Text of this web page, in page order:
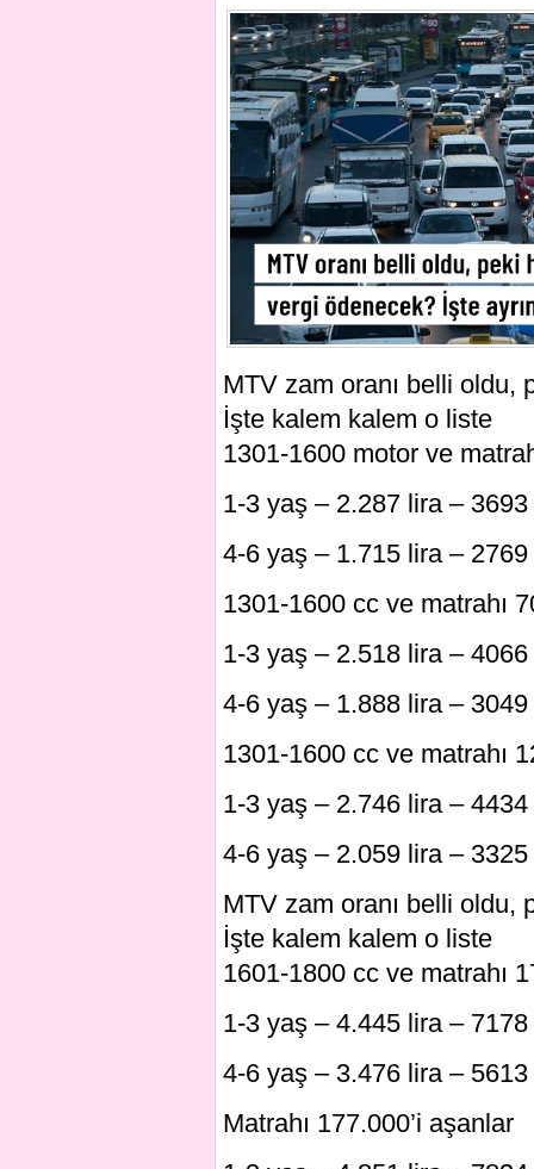
MTV zam oranı belli oldu,
İşte kalem kalem o liste
1301-1600 motor ve
1-3 yaş – 2.287 lira – 3693
4-6 yaş – 1.715 lira – 2769
1301-1600 cc ve matrahı
1-3 yaş – 2.518 lira – 4066
4-6 yaş – 1.888 lira – 3049
1301-1600 cc ve matrahı
1-3 yaş – 2.746 lira – 4434
4-6 yaş – 2.059 lira – 3325
MTV zam oranı belli oldu,
İşte kalem kalem o liste
1601-1800 cc ve matrahı
1-3 yaş – 4.445 lira – 7178
4-6 yaş – 3.476 lira – 5613
Matrahı 177.000’i aşanlar